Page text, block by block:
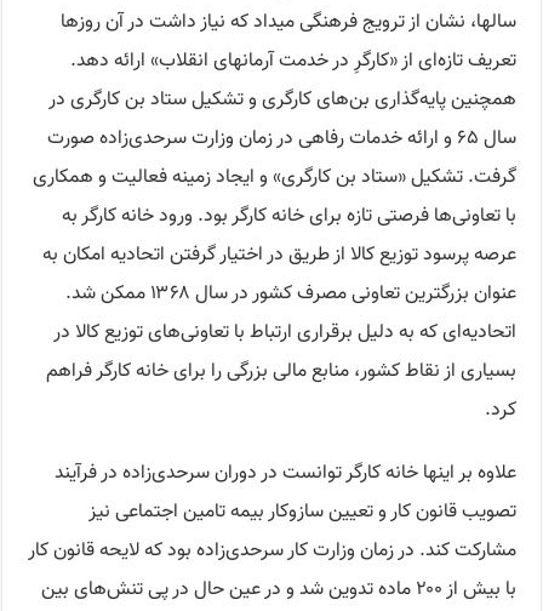
سالها، نشان از ترویج فرهنگی میداد که نیاز داشت در آن روزها
تعریف تازه‌ای از «کارگرِ در خدمت آرمانهای انقلاب» ارائه دهد.
همچنین پایه‌گذاری بن‌های کارگری و تشکیل ستاد بن کارگری در
سال ۶۵ و ارائه خدمات رفاهی در زمان وزارت سرحدی‌زاده صورت
گرفت. تشکیل «ستاد بن کارگری» و ایجاد زمینه فعالیت و همکاری
با تعاونی‌ها فرصتی تازه برای خانه کارگر بود. ورود خانه کارگر به
عرصه پرسود توزیع کالا از طریق در اختیار گرفتن اتحادیه امکان به
عنوان بزرگترین تعاونی مصرف کشور در سال ۱۳۶۸ ممکن شد.
اتحادیه‌ای که به دلیل برقراری ارتباط با تعاونی‌های توزیع کالا در
بسیاری از نقاط کشور، منابع مالی بزرگی را برای خانه کارگر فراهم
کرد.
علاوه بر اینها خانه کارگر توانست در دوران سرحدی‌زاده در فرآیند
تصویب قانون کار و تعیین سازوکار بیمه تامین اجتماعی نیز
مشارکت کند. در زمان وزارت کار سرحدی‌زاده بود که لایحه قانون کار
با بیش از ۲۰۰ ماده تدوین شد و در عین حال در پی تنش‌های بین